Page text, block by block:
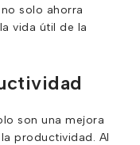
solo ahorra
vida útil de la
son una mejora
productividad. Al